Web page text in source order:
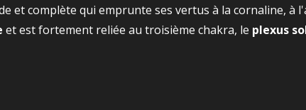
et complète qui emprunte ses vertus à la cornaline, à
et est fortement reliée au troisième chakra, le plexus